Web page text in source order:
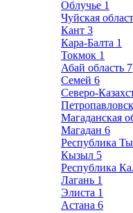
Облучье 1
Чуйская
Кант 3
Кара-Балта 1
Токмок 1
Абай область 7
Семей 6
Северо-
Петропавловск
Магаданская
Магадан 6
Республика
Кызыл 5
Республика
Лагань 1
Элиста 1
Астана 6